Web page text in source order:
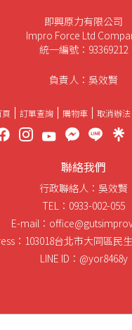
即興原力有限公司
Impro Force Ltd
統一編號：93369212
負責人：吳效賢
頁 訂單查詢 購物車 取消辦法
聯絡我們
行政聯絡人：吳效賢
TEL：0933-002-055
E-mail：
：103018台北市大同區民
LINE ID：@yor8468y